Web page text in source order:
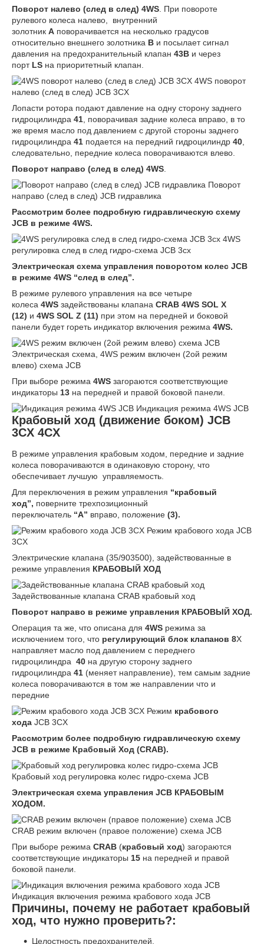
Поворот налево (след в след) 4WS . При повороте
рулевого колеса налево, внутренний
золотник A поворачивается на несколько градусов
относительно внешнего золотника B и посылает сигнал
давления на предохранительный клапан 43B и через
порт LS на приоритетный клапан.
4WS поворот
налево (след в след) JCB 3CX
Лопасти ротора подают давление на одну сторону заднего
гидроцилиндра 41 , поворачивая задние колеса вправо, в то
же время масло под давлением с другой стороны заднего
гидроцилиндра 41 подается на передний гидроцилиндр 40
следовательно, передние колеса поворачиваются влево.
Поворот направо (след в след) 4WS
Поворот
направо (след в след) JCB гидравлика
Рассмотрим более подробную гидравлическую схему
JCB в режиме 4WS.
4WS
регулировка след в след гидро-схема JCB 3cx
Электрическая схема управления поворотом колес JCB
в режиме 4WS “след в след”.
В режиме рулевого управления на все четыре
колеса 4WS задействованы клапана CRAB 4WS SOL X
(12) и 4WS SOL Z (11) при этом на передней и боковой
панели будет гореть индикатор включения режима 4WS.
Электрическая схема, 4WS режим включен (2ой режим
влево) схема JCB
При выборе режима 4WS загораются соответствующие
индикаторы 13 на передней и правой боковой панели.
Индикация режима 4WS JCB
Крабовый ход (движение боком) JCB
3CX 4CX
В режиме управления крабовым ходом, передние и задние
колеса поворачиваются в одинаковую сторону, что
обеспечивает лучшую управляемость.
Для переключения в режим управления “крабовый
ход”, поверните трехпозиционный
переключатель “A” вправо, положение (3).
Режим крабового хода JCB
3CX
Электрические клапана (35/903500), задействованные в
режиме управления КРАБОВЫЙ ХОД
Задействованные клапана CRAB крабовый ход
Поворот направо в режиме управления КРАБОВЫЙ ХОД.
Операция та же, что описана для 4WS режима за
исключением того, что регулирующий блок клапанов 8X
направляет масло под давлением с переднего
гидроцилиндра 40 на другую сторону заднего
гидроцилиндра 41 (меняет направление), тем самым задние
колеса поворачиваются в том же направлении что и
передние
Режим крабового
хода JCB 3CX
Рассмотрим более подробную гидравлическую схему
JCB в режиме Крабовый Ход (CRAB).
Крабовый ход регулировка колес гидро-схема JCB
Электрическая схема управления JCB КРАБОВЫМ
ХОДОМ.
CRAB режим включен (правое положение) схема JCB
При выборе режима CRAB (крабовый ход) загораются
соответствующие индикаторы 15 на передней и правой
боковой панели.
Индикация включения режима крабового хода JCB
Причины, почему не работает крабовый
ход, что нужно проверить?:
Целостность предохранителей.